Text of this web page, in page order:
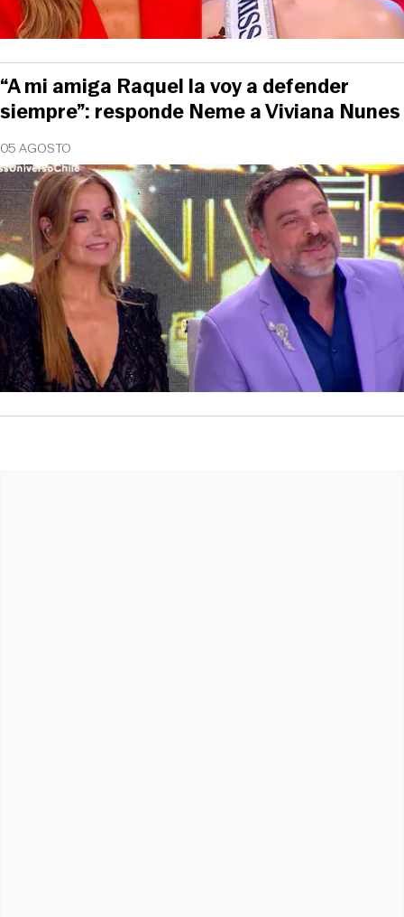
05 AGOSTO
“A mi amiga Raquel la voy a defender
siempre”: responde Neme a Viviana Nunes